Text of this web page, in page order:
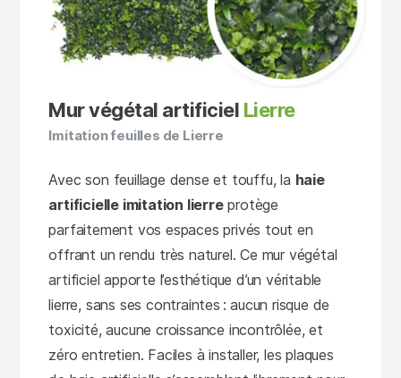
Mur végétal artificiel Lierre
Imitation feuilles de Lierre
Avec son feuillage dense et touffu, la haie
artificielle imitation lierreprotège
parfaitement vos espaces privés tout en
offrant un rendu très naturel. Ce mur végétal
artificiel apporte l’esthétique d’un véritable
lierre, sans ses contraintes : aucun risque de
toxicité, aucune croissance incontrôlée, et
zéro entretien. Faciles à installer, les plaques